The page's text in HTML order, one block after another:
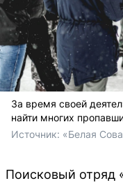
За время своей
найти многих
Источник: «Белая
Поисковый отряд